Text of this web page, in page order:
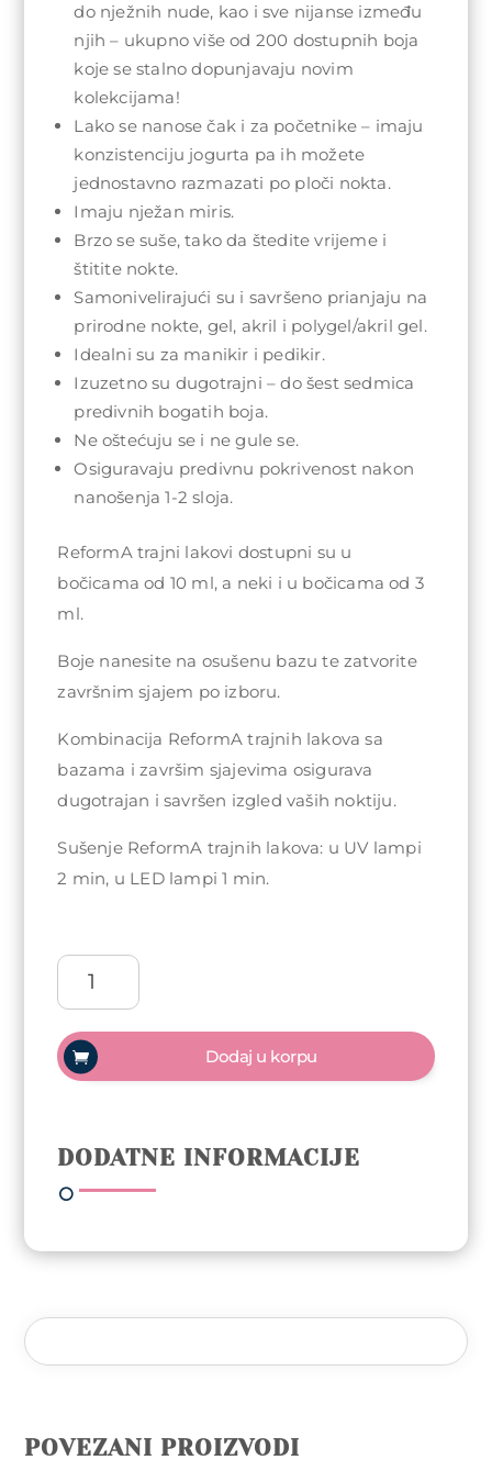
do nježnih nude, kao i sve nijanse između
njih – ukupno više od 200 dostupnih boja
koje se stalno dopunjavaju novim
kolekcijama!
Lako se nanose čak i za početnike – imaju
konzistenciju jogurta pa ih možete
jednostavno razmazati po ploči nokta.
Imaju nježan miris.
Brzo se suše, tako da štedite vrijeme i
štitite nokte.
Samonivelirajući su i savršeno prianjaju na
prirodne nokte, gel, akril i polygel/akril gel.
Idealni su za manikir i pedikir.
Izuzetno su dugotrajni – do šest sedmica
predivnih bogatih boja.
Ne oštećuju se i ne gule se.
Osiguravaju predivnu pokrivenost nakon
nanošenja 1-2 sloja.
ReformA trajni lakovi dostupni su u
bočicama od 10 ml, a neki i u bočicama od 3
ml.
Boje nanesite na osušenu bazu te zatvorite
završnim sjajem po izboru.
Kombinacija ReformA trajnih lakova sa
bazama i završim sjajevima osigurava
dugotrajan i savršen izgled vaših noktiju.
Sušenje ReformA trajnih lakova: u UV lampi
2 min, u LED lampi 1 min.
ReformA
polish
Trajni
lak
10ml
Me
količina
Dodaj u korpu
DODATNE INFORMACIJE
POVEZANI PROIZVODI